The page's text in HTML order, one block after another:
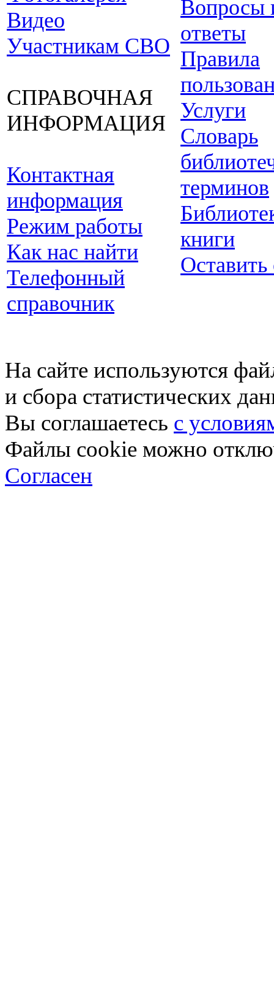
Видео
Участникам СВО
СПРАВОЧНАЯ
ИНФОРМАЦИЯ
Контактная
информация
Режим работы
Как нас найти
Телефонный
справочник
Вопросы
ответы
Правила
Услуги
Словарь
терминов
книги
Оставить
На сайте используются
и сбора статистических
Вы соглашаетесь с
Файлы cookie можно
Согласен